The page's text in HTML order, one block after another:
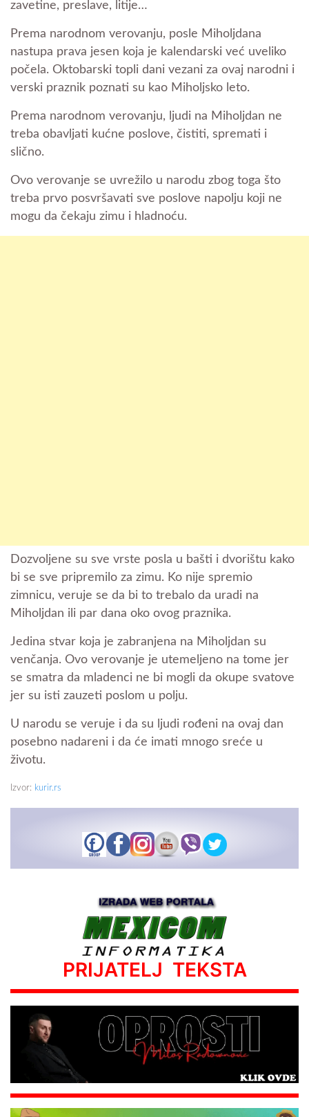
zavetine, preslave, litije…
Prema narodnom verovanju, posle Miholjdana
nastupa prava jesen koja je kalendarski već uveliko
počela. Oktobarski topli dani vezani za ovaj narodni i
verski praznik poznati su kao Miholjsko leto.
Prema narodnom verovanju, ljudi na Miholjdan ne
treba obavljati kućne poslove, čistiti, spremati i
slično.
Ovo verovanje se uvrežilo u narodu zbog toga što
treba prvo posvršavati sve poslove napolju koji ne
mogu da čekaju zimu i hladnoću.
Dozvoljene su sve vrste posla u bašti i dvorištu kako
bi se sve pripremilo za zimu. Ko nije spremio
zimnicu, veruje se da bi to trebalo da uradi na
Miholjdan ili par dana oko ovog praznika.
Jedina stvar koja je zabranjena na Miholjdan su
venčanja. Ovo verovanje je utemeljeno na tome jer
se smatra da mladenci ne bi mogli da okupe svatove
jer su isti zauzeti poslom u polju.
U narodu se veruje i da su ljudi rođeni na ovaj dan
posebno nadareni i da će imati mnogo sreće u
životu.
Izvor: kurir.rs
PRIJATELJ TEKSTA